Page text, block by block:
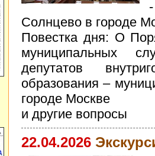
Солнцево в городе
Повестка дня: О
муниципальных
депутатов
образования –
городе Москве
и другие вопросы
22.04.2026